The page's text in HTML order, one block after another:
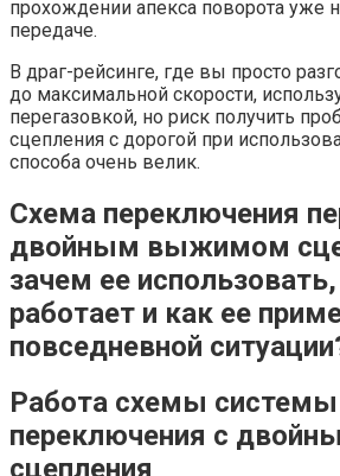
прохождении апекса поворота уже
передаче.
В драг-рейсинге, где вы просто
до максимальной скорости,
перегазовкой, но риск получить
сцепления с дорогой при
способа очень велик.
Схема переключения
двойным выжимом
зачем ее
работает и как ее
повседневной
Работа схемы
переключения с